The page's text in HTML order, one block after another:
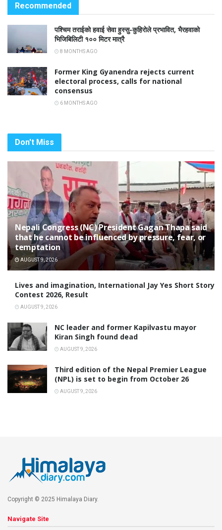
Recommended
पश्चिम तराईको हवाई सेवा हुस्सु-कुहिरोले प्रभावित, भैरहवाको
भिजिबिलिटी १०० मिटर मात्रै
8 MONTHS AGO
Former King Gyanendra rejects current
electoral process, calls for national
consensus
6 MONTHS AGO
Don't Miss
Nepali Congress (NC) President Gagan Thapa said
that he cannot be influenced by pressure, fear, or
temptation
AUGUST 9, 2026
Lives and imagination, International Jay Yes Short Story
Contest 2026, Result
AUGUST 9, 2026
NC leader and former Kapilvastu mayor
Kiran Singh found dead
AUGUST 9, 2026
Third edition of the Nepal Premier League
(NPL) is set to begin from October 26
AUGUST 9, 2026
Copyright © 2025 Himalaya Diary.
Navigate Site